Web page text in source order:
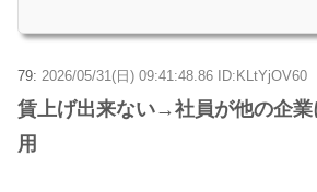
79: 2026/05/31(日) 09:41:48.86 ID:KLtYjOV60
賃上げ出来ない→社員が他の企
用